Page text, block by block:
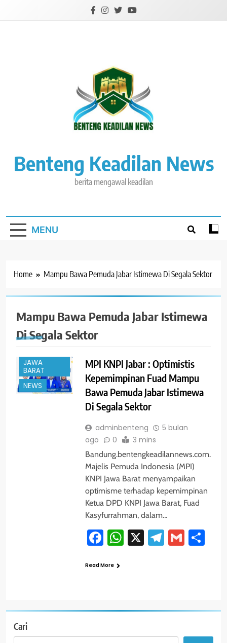
Benteng Keadilan News
berita mengawal keadilan
MENU
Home Mampu Bawa Pemuda Jabar Istimewa Di Segala Sektor
Mampu Bawa Pemuda Jabar Istimewa
Di Segala Sektor
#TRENDING
BANDUNG
JAWA
BARAT
NEWS
MPI KNPI Jabar : Optimistis
Kepemimpinan Fuad Mampu
Bawa Pemuda Jabar Istimewa
Di Segala Sektor
adminbenteng
5 bulan
ago
0 3 mins
Bandung.bentengkeadilannews.com.
Majelis Pemuda Indonesia (MPI)
KNPI Jawa Barat menyampaikan
optimisme terhadap kepemimpinan
Ketua DPD KNPI Jawa Barat, Fuad
Kasyfurrahman, dalam…
Facebook
WhatsApp
X Telegram
Gmail
Read More
Cari